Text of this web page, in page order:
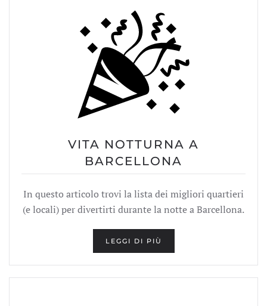
VITA NOTTURNA A
BARCELLONA
In questo articolo trovi la lista dei migliori quartieri
(e locali) per divertirti durante la notte a Barcellona.
LEGGI DI PIÙ